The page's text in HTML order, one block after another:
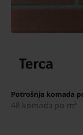
Potrošnja komada
48 komada po m²